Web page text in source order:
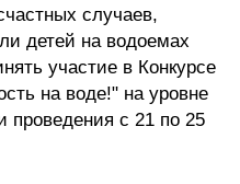
случаев,
детей на водоемах
участие в Конкурсе
на воде!" на уровне
проведения с 21 по 25